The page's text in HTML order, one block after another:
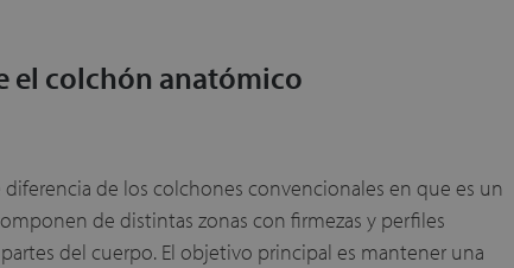
el colchón anatómico
de los colchones convencionales en que es un
de distintas zonas con firmezas y perfiles
del cuerpo. El objetivo principal es mantener una